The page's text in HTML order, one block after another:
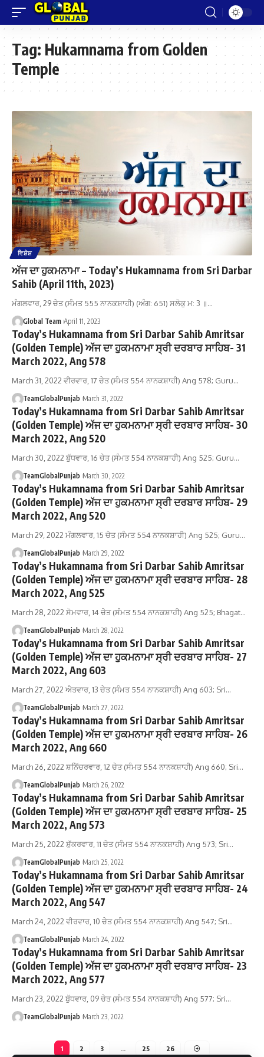
Tag: Hukamnama from Golden
Temple
ਵਿਸ਼ੇਸ਼
ਅੱਜ ਦਾ ਹੁਕਮਨਾਮਾ – Today’s Hukamnama from Sri Darbar
Sahib (April 11th, 2023)
ਮੰਗਲਵਾਰ, 29 ਚੇਤ (ਸੰਮਤ 555 ਨਾਨਕਸ਼ਾਹੀ) (ਅੰਗ: 651) ਸਲੋਕੁ ਮ: 3 ॥…
Global Team April 11, 2023
Today’s Hukamnama from Sri Darbar Sahib Amritsar
(Golden Temple) ਅੱਜ ਦਾ ਹੁਕਮਨਾਮਾ ਸ੍ਰੀ ਦਰਬਾਰ ਸਾਹਿਬ- 31
March 2022, Ang 578
March 31, 2022 ਵੀਰਵਾਰ, 17 ਚੇਤ (ਸੰਮਤ 554 ਨਾਨਕਸ਼ਾਹੀ) Ang 578; Guru…
TeamGlobalPunjab March 31, 2022
Today’s Hukamnama from Sri Darbar Sahib Amritsar
(Golden Temple) ਅੱਜ ਦਾ ਹੁਕਮਨਾਮਾ ਸ੍ਰੀ ਦਰਬਾਰ ਸਾਹਿਬ- 30
March 2022, Ang 520
March 30, 2022 ਬੁੱਧਵਾਰ, 16 ਚੇਤ (ਸੰਮਤ 554 ਨਾਨਕਸ਼ਾਹੀ) Ang 525; Guru…
TeamGlobalPunjab March 30, 2022
Today’s Hukamnama from Sri Darbar Sahib Amritsar
(Golden Temple) ਅੱਜ ਦਾ ਹੁਕਮਨਾਮਾ ਸ੍ਰੀ ਦਰਬਾਰ ਸਾਹਿਬ- 29
March 2022, Ang 520
March 29, 2022 ਮੰਗਲਵਾਰ, 15 ਚੇਤ (ਸੰਮਤ 554 ਨਾਨਕਸ਼ਾਹੀ) Ang 525; Guru…
TeamGlobalPunjab March 29, 2022
Today’s Hukamnama from Sri Darbar Sahib Amritsar
(Golden Temple) ਅੱਜ ਦਾ ਹੁਕਮਨਾਮਾ ਸ੍ਰੀ ਦਰਬਾਰ ਸਾਹਿਬ- 28
March 2022, Ang 525
March 28, 2022 ਸੋਮਵਾਰ, 14 ਚੇਤ (ਸੰਮਤ 554 ਨਾਨਕਸ਼ਾਹੀ) Ang 525; Bhagat…
TeamGlobalPunjab March 28, 2022
Today’s Hukamnama from Sri Darbar Sahib Amritsar
(Golden Temple) ਅੱਜ ਦਾ ਹੁਕਮਨਾਮਾ ਸ੍ਰੀ ਦਰਬਾਰ ਸਾਹਿਬ- 27
March 2022, Ang 603
March 27, 2022 ਐਤਵਾਰ, 13 ਚੇਤ (ਸੰਮਤ 554 ਨਾਨਕਸ਼ਾਹੀ) Ang 603; Sri…
TeamGlobalPunjab March 27, 2022
Today’s Hukamnama from Sri Darbar Sahib Amritsar
(Golden Temple) ਅੱਜ ਦਾ ਹੁਕਮਨਾਮਾ ਸ੍ਰੀ ਦਰਬਾਰ ਸਾਹਿਬ- 26
March 2022, Ang 660
March 26, 2022 ਸ਼ਨਿੱਚਰਵਾਰ, 12 ਚੇਤ (ਸੰਮਤ 554 ਨਾਨਕਸ਼ਾਹੀ) Ang 660; Sri…
TeamGlobalPunjab March 26, 2022
Today’s Hukamnama from Sri Darbar Sahib Amritsar
(Golden Temple) ਅੱਜ ਦਾ ਹੁਕਮਨਾਮਾ ਸ੍ਰੀ ਦਰਬਾਰ ਸਾਹਿਬ- 25
March 2022, Ang 573
March 25, 2022 ਸ਼ੁੱਕਰਵਾਰ, 11 ਚੇਤ (ਸੰਮਤ 554 ਨਾਨਕਸ਼ਾਹੀ) Ang 573; Sri…
TeamGlobalPunjab March 25, 2022
Today’s Hukamnama from Sri Darbar Sahib Amritsar
(Golden Temple) ਅੱਜ ਦਾ ਹੁਕਮਨਾਮਾ ਸ੍ਰੀ ਦਰਬਾਰ ਸਾਹਿਬ- 24
March 2022, Ang 547
March 24, 2022 ਵੀਰਵਾਰ, 10 ਚੇਤ (ਸੰਮਤ 554 ਨਾਨਕਸ਼ਾਹੀ) Ang 547; Sri…
TeamGlobalPunjab March 24, 2022
Today’s Hukamnama from Sri Darbar Sahib Amritsar
(Golden Temple) ਅੱਜ ਦਾ ਹੁਕਮਨਾਮਾ ਸ੍ਰੀ ਦਰਬਾਰ ਸਾਹਿਬ- 23
March 2022, Ang 577
March 23, 2022 ਬੁੱਧਵਾਰ, 09 ਚੇਤ (ਸੰਮਤ 554 ਨਾਨਕਸ਼ਾਹੀ) Ang 577; Sri…
TeamGlobalPunjab March 23, 2022
1 2 3 … 25 26